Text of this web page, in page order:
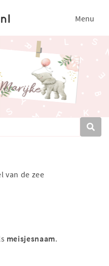
Menu
van de zee
meisjesnaam.